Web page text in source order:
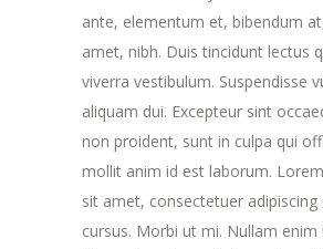
ante, elementum et, bibendum
amet, nibh. Duis tincidunt lectus
viverra vestibulum. Suspendisse
aliquam dui. Excepteur sint
non proident, sunt in culpa qui
mollit anim id est laborum.
sit amet, consectetuer adipiscing
cursus. Morbi ut mi. Nullam enim